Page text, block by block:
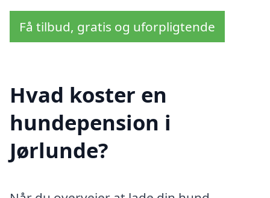
Få tilbud, gratis og uforpligtende
Hvad koster en
hundepension i
Jørlunde?